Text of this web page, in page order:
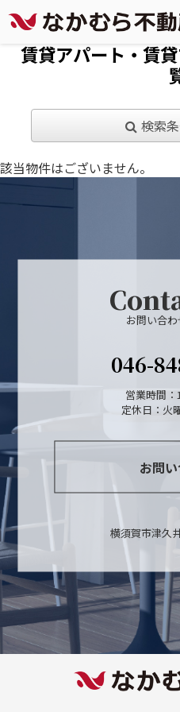
賃貸アパート・賃
検索
該当物件はございません。
お問い合
046-
営業時間：
定休日：火
お問
横須賀市津久